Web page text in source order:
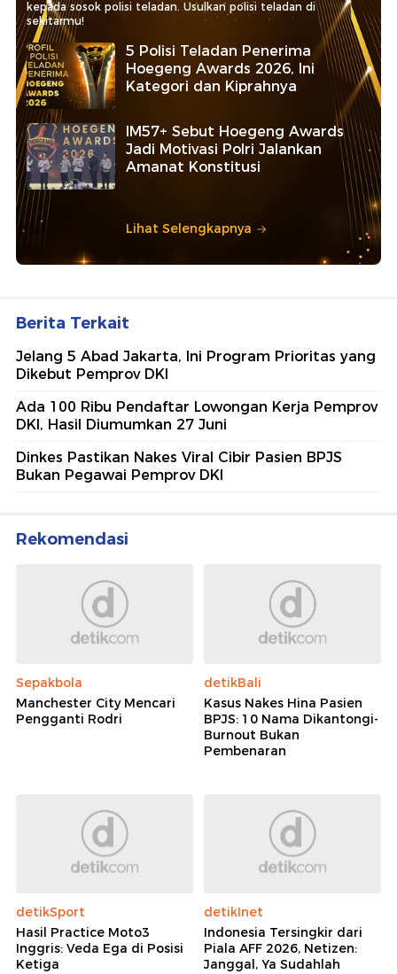
kepada sosok polisi teladan. Usulkan polisi teladan di
sekitarmu!
5 Polisi Teladan Penerima
Hoegeng Awards 2026, Ini
Kategori dan Kiprahnya
IM57+ Sebut Hoegeng Awards
Jadi Motivasi Polri Jalankan
Amanat Konstitusi
Lihat Selengkapnya
Berita Terkait
Jelang 5 Abad Jakarta, Ini Program Prioritas yang
Dikebut Pemprov DKI
Ada 100 Ribu Pendaftar Lowongan Kerja Pemprov
DKI, Hasil Diumumkan 27 Juni
Dinkes Pastikan Nakes Viral Cibir Pasien BPJS
Bukan Pegawai Pemprov DKI
Rekomendasi
Sepakbola
Manchester City Mencari
Pengganti Rodri
detikBali
Kasus Nakes Hina Pasien
BPJS: 10 Nama Dikantongi-
Burnout Bukan
Pembenaran
detikSport
Hasil Practice Moto3
Inggris: Veda Ega di Posisi
Ketiga
detikInet
Indonesia Tersingkir dari
Piala AFF 2026, Netizen:
Janggal, Ya Sudahlah